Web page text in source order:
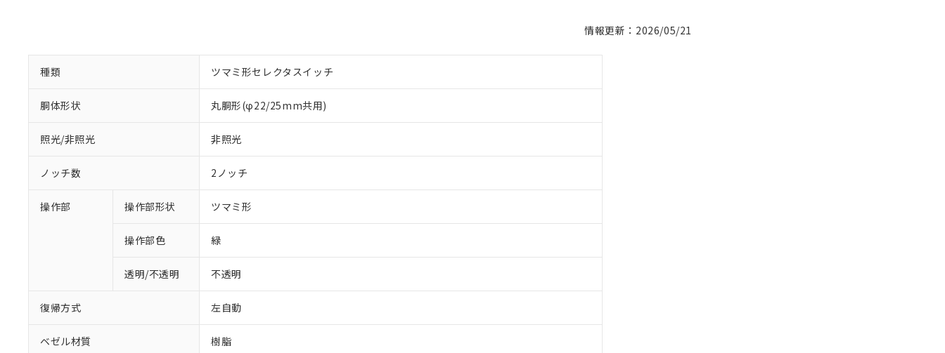
情報更新：2026/05/21
種類 ツマミ形セレクタスイッチ
胴体形状 丸胴形(φ22/25mm共用)
照光/非照光 非照光
ノッチ数 2ノッチ
操作部 操作部形状 ツマミ形
操作部色 緑
透明/不透明 不透明
復帰方式 左自動
ベゼル材質 樹脂